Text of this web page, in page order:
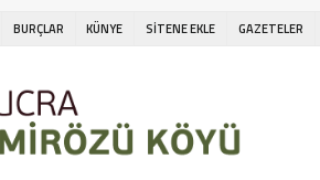
BURÇLAR KÜNYE SİTENE EKLE GAZETELER